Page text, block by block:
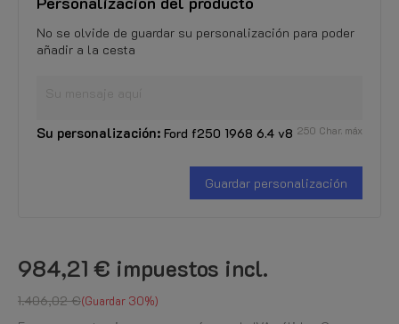
No se olvide de guardar su personalización para poder
añadir a la cesta
250 Char. máx
Su personalización: Ford f250 1968 6.4 v8
Guardar personalización
984,21 € impuestos incl.
1.406,02 € Guardar 30%